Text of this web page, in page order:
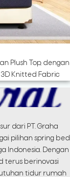
Plush Top, dengan
Knitted Fabric
dari PT. Graha
pilihan spring bed
Indonesia. Dengan
terus berinovasi
tidur rumah